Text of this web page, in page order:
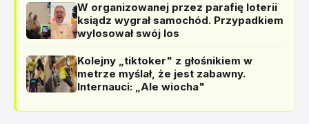
W organizowanej przez parafię loterii
ksiądz wygrał samochód. Przypadkiem
wylosował swój los
Kolejny „tiktoker" z głośnikiem w
metrze myślał, że jest zabawny.
Internauci: „Ale wiocha"